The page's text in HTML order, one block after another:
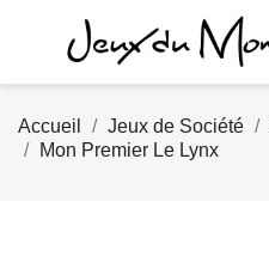
Accueil Jeux de Société
Mon Premier Le Lynx